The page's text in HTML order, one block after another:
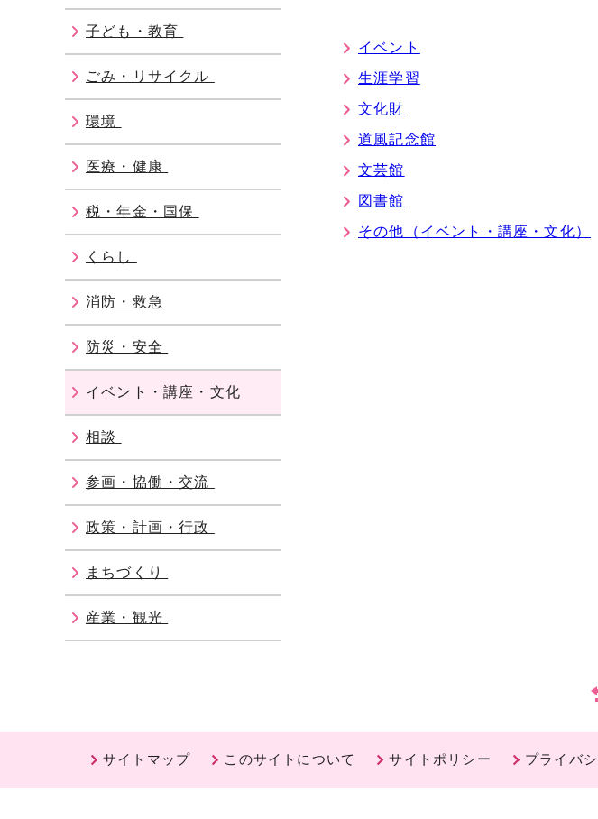
イベント
生涯学習
文化財
道風記念館
文芸館
図書館
その他（イベント・講座・文化）
子ども・教育
ごみ・リサイクル
環境
医療・健康
税・年金・国保
くらし
消防・救急
防災・安全
イベント・講座・文化
相談
参画・協働・交流
政策・計画・行政
まちづくり
産業・観光
サイトマップ このサイトについて サイトポリシー プライバ